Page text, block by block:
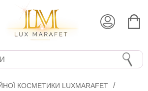
КОСМЕТИКИ LUXMARAFET